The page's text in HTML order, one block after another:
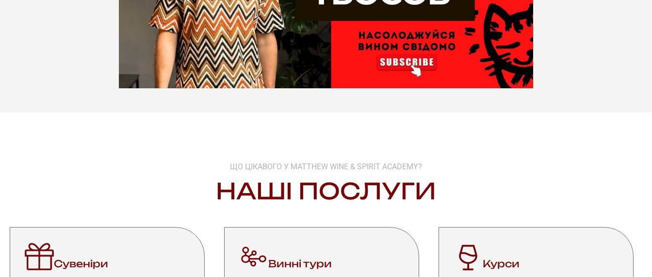
ЩО ЦІКАВОГО У MATTHEW WINE & SPIRIT ACADEMY?
НАШІ ПОСЛУГИ
Сувеніри Винні тури Курси